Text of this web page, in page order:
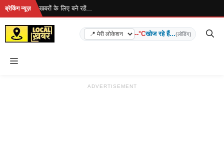
Skip
content
ब्रेकिंग न्यूज़
रहा है... ताज़ा खबरों के लिए बने रहें...
--°Cखोज रहे हैं...(लोडिंग)
Menu
ADVERTISEMENT